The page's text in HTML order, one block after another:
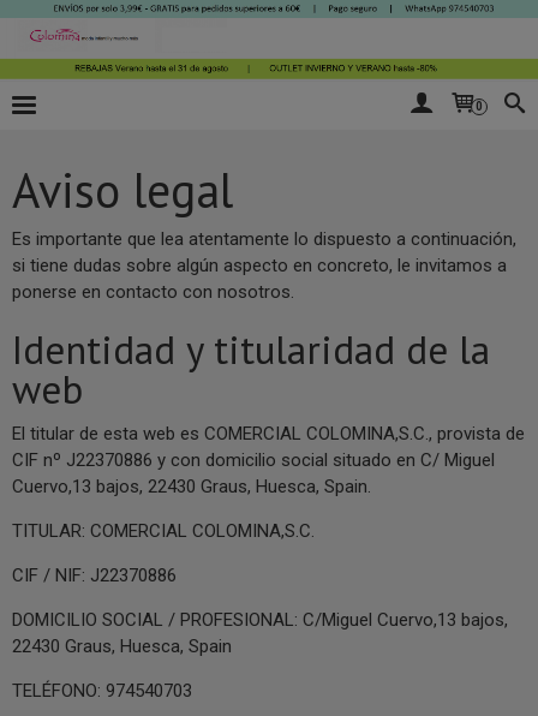
0
Aviso legal
Es importante que lea atentamente lo dispuesto a continuación,
si tiene dudas sobre algún aspecto en concreto, le invitamos a
ponerse en contacto con nosotros.
Identidad y titularidad de la
web
El titular de esta web es COMERCIAL COLOMINA,S.C., provista de
CIF nº J22370886 y con domicilio social situado en C/ Miguel
Cuervo,13 bajos, 22430 Graus, Huesca, Spain.
TITULAR: COMERCIAL COLOMINA,S.C.
CIF / NIF: J22370886
DOMICILIO SOCIAL / PROFESIONAL: C/Miguel Cuervo,13 bajos,
22430 Graus, Huesca, Spain
TELÉFONO: 974540703